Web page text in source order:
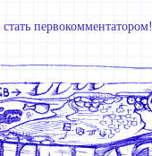
первокомментатором!